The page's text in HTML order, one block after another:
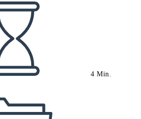
4 Min.